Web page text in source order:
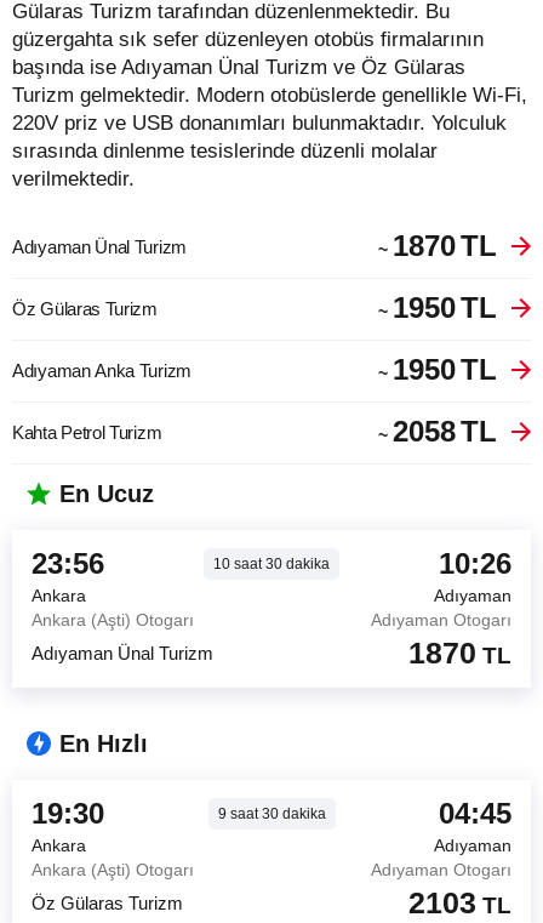
Gülaras Turizm tarafından düzenlenmektedir. Bu
güzergahta sık sefer düzenleyen otobüs firmalarının
başında ise Adıyaman Ünal Turizm ve Öz Gülaras
Turizm gelmektedir. Modern otobüslerde genellikle Wi-Fi,
220V priz ve USB donanımları bulunmaktadır. Yolculuk
sırasında dinlenme tesislerinde düzenli molalar
verilmektedir.
Adıyaman Ünal Turizm ~ 1870TL
Öz Gülaras Turizm ~ 1950TL
Adıyaman Anka Turizm ~ 1950TL
Kahta Petrol Turizm ~ 2058TL
En Ucuz
23:56 10 saat30 dakika 10:26
Ankara
Adıyaman
Ankara (Aşti) Otogarı
Adıyaman Otogarı
Adıyaman Ünal Turizm 1870 TL
En Hızlı
19:30 9 saat30dakika 04:45
Ankara
Adıyaman
Ankara (Aşti) Otogarı
Adıyaman Otogarı
Öz Gülaras Turizm 2103 TL